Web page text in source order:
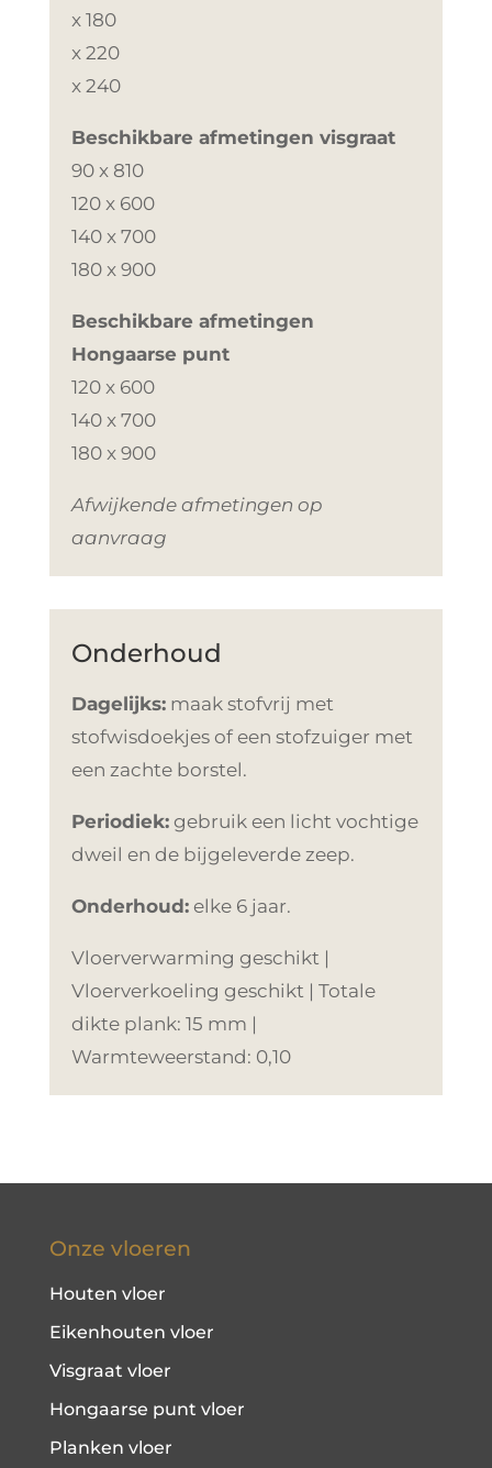
x 180
x 220
x 240
Beschikbare afmetingen visgraat
90 x 810
120 x 600
140 x 700
180 x 900
Beschikbare afmetingen
Hongaarse punt
120 x 600
140 x 700
180 x 900
Afwijkende afmetingen op
aanvraag
Onderhoud
Dagelijks:maak stofvrij met
stofwisdoekjes of een stofzuiger met
een zachte borstel.
Periodiek:gebruik een licht vochtige
dweil en de bijgeleverde zeep.
Onderhoud:elke 6 jaar.
Vloerverwarming geschikt |
Vloerverkoeling geschikt | Totale
dikte plank: 15 mm |
Warmteweerstand: 0,10
Onze vloeren
Houten vloer
Eikenhouten vloer
Visgraat vloer
Hongaarse punt vloer
Planken vloer